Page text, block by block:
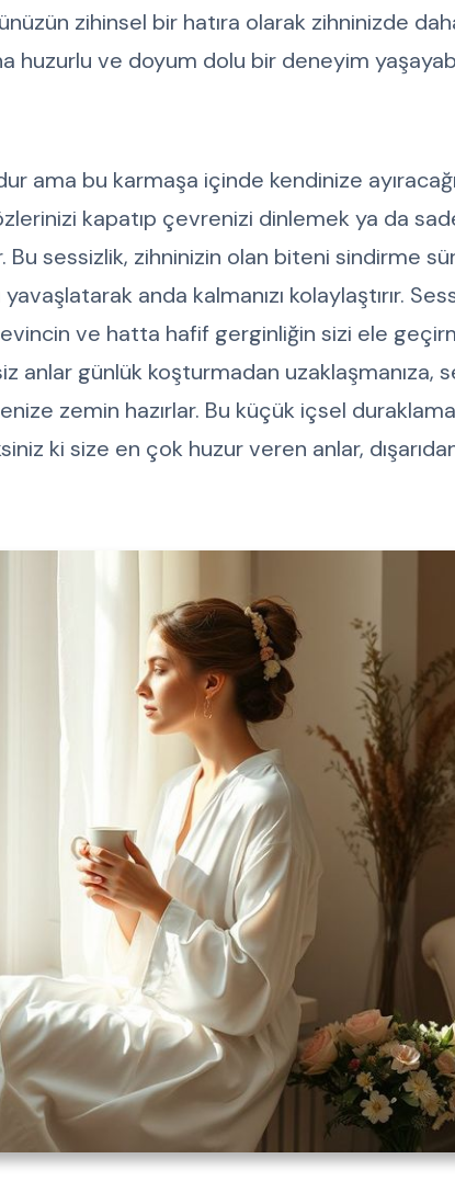
zihinsel bir hatıra olarak zihninizde
huzurlu ve doyum dolu bir deneyim
ama bu karmaşa içinde kendinize
kapatıp çevrenizi dinlemek ya da
sessizlik, zihninizin olan biteni sindirme
anda kalmanızı kolaylaştırır.
sevincin ve hatta hafif gerginliğin sizi ele
anlar günlük koşturmadan uzaklaşmanıza,
zemin hazırlar. Bu küçük içsel
ki size en çok huzur veren anlar,